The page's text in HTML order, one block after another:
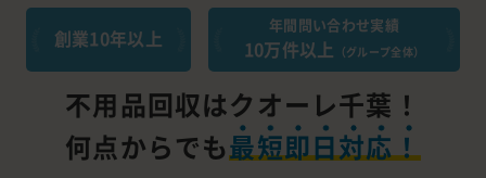
創業10年以上
年間問い合わせ実績
10万件以上 （グループ全体）
不用品回収はクオーレ千葉！
何点からでも最短即日対応！